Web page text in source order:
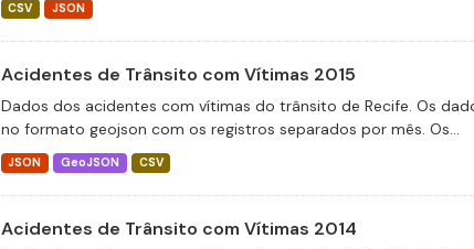
CSV JSON
Acidentes de Trânsito com Vítimas 2015
Dados dos acidentes com vítimas do trânsito de Recife. Os
no formato geojson com os registros separados por mês. Os...
JSON GeoJSON CSV
Acidentes de Trânsito com Vítimas 2014